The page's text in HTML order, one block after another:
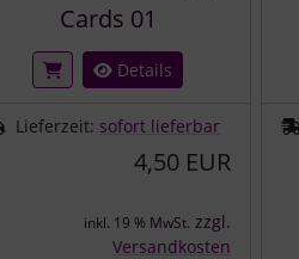
Cards 01
Details
Lieferzeit: sofort lieferbar
4,50 EUR
inkl. 19 % MwSt. zzgl.
Versandkosten